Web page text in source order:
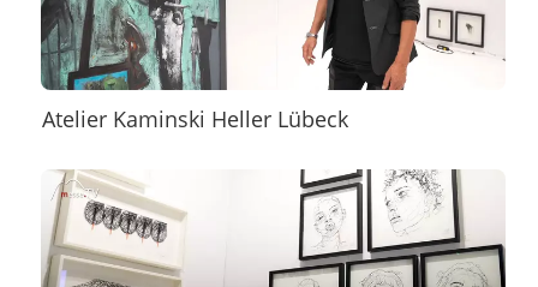
Atelier Kaminski Heller Lübeck